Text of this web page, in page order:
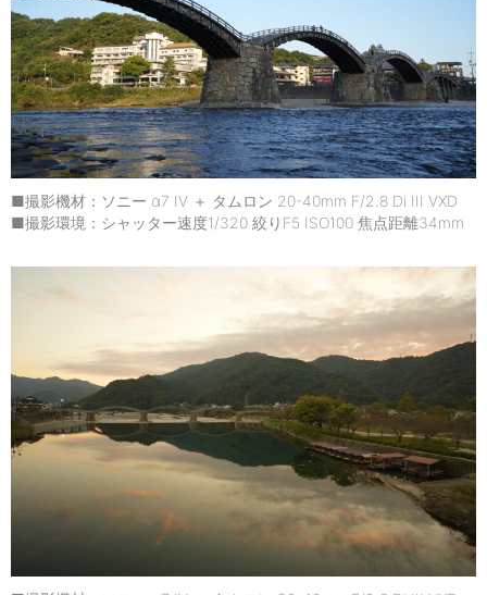
■撮影機材：ソニー α7 IV ＋ タムロン 20-40mm F/2.8 Di III VXD
■撮影環境：シャッター速度1/320 絞りF5 ISO100 焦点距離34mm